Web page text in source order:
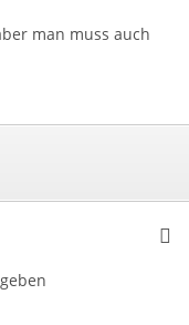
man muss auch